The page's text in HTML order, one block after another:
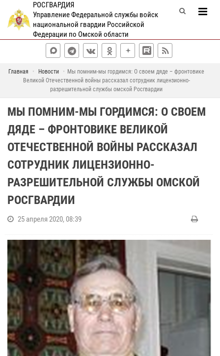
РОСГВАРДИЯ
Управление Федеральной службы войск
национальной гвардии Российской
Федерации по Омской области
Главная Новости
Мы помним-мы гордимся: О своем дяде – фронтовике
Великой Отечественной войны рассказал сотрудник лицензионно-
разрешительной службы омской Росгвардии
МЫ ПОМНИМ-МЫ ГОРДИМСЯ: О СВОЕМ
ДЯДЕ – ФРОНТОВИКЕ ВЕЛИКОЙ
ОТЕЧЕСТВЕННОЙ ВОЙНЫ РАССКАЗАЛ
СОТРУДНИК ЛИЦЕНЗИОННО-
РАЗРЕШИТЕЛЬНОЙ СЛУЖБЫ ОМСКОЙ
РОСГВАРДИИ
25 апреля 2020, 08:39